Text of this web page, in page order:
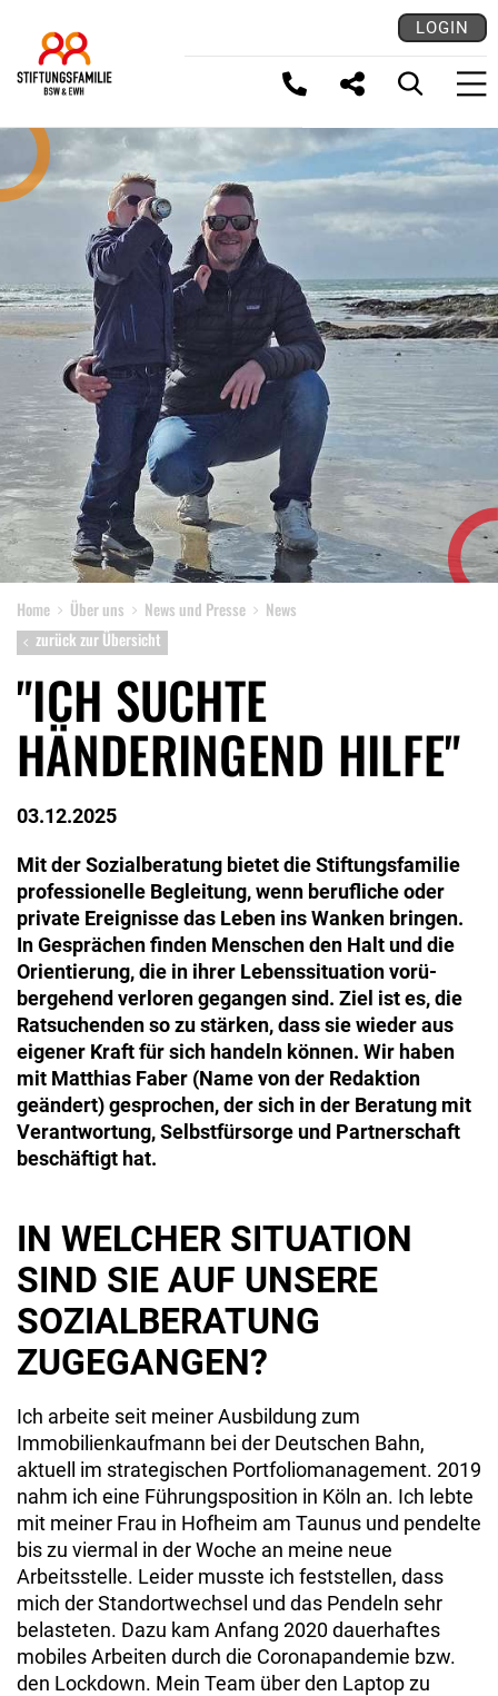
LOGIN
LINK KOPIEREN
Home Über uns News und Presse
News
zurück zur Übersicht
"ICH SUCHTE
HÄNDERINGEND HILFE"
03.12.2025
Mit der Sozialberatung bietet die Stiftungsfamilie
professionelle Begleitung, wenn berufliche oder
private Ereignisse das Leben ins Wanken bringen.
In Gesprächen finden Menschen den Halt und die
Orientierung, die in ihrer Lebenssituation vorü­
bergehend verloren gegangen sind. Ziel ist es, die
Ratsuchenden so zu stärken, dass sie wieder aus
eigener Kraft für sich handeln können. Wir haben
mit Matthias Faber (Name von der Redaktion
geändert) gesprochen, der sich in der Beratung mit
Verantwortung, Selbstfürsorge und Partnerschaft
beschäftigt hat.
IN WELCHER SITUATION
SIND SIE AUF UNSERE
SOZIALBERATUNG
ZUGEGANGEN?
Ich arbeite seit meiner Ausbildung zum
Immobilienkaufmann bei der Deutschen Bahn,
aktuell im strategischen Portfoliomanagement. 2019
nahm ich eine Führungsposition in Köln an. Ich lebte
mit meiner Frau in Hofheim am Taunus und pendelte
bis zu viermal in der Woche an meine neue
Arbeitsstelle. Leider musste ich feststellen, dass
mich der Standortwechsel und das Pendeln sehr
belasteten. Dazu kam Anfang 2020 dauerhaftes
mobiles Arbeiten durch die Coronapandemie bzw.
den Lockdown. Mein Team über den Laptop zu